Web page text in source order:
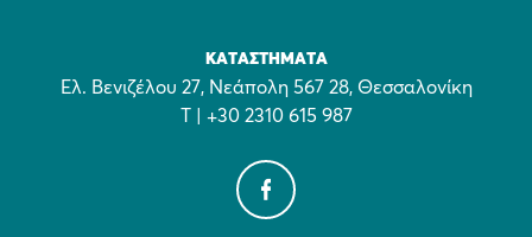
ΚΑΤΑΣΤΉΜΑΤΑ
Ελ. Βενιζέλου 27, Νεάπολη 567 28, Θεσσαλονίκη
Τ | +30 2310 615 987